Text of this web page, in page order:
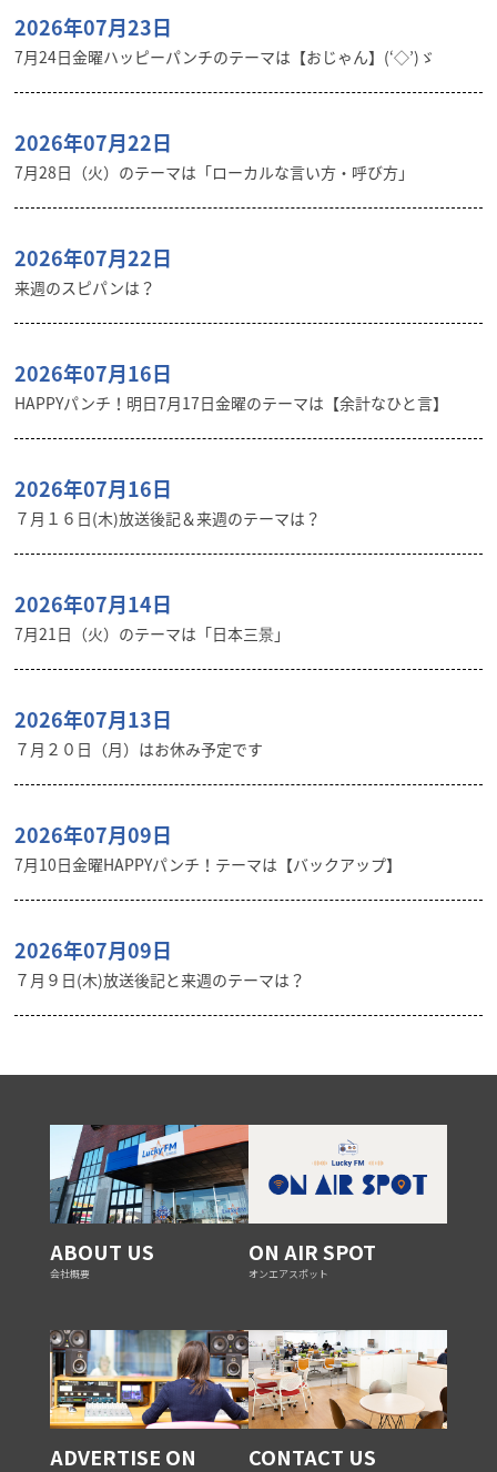
2026年07月23日
7月24日金曜ハッピーパンチのテーマは【おじゃん】(‘◇’)ゞ
2026年07月22日
7月28日（火）のテーマは「ローカルな言い方・呼び方」
2026年07月22日
来週のスピパンは？
2026年07月16日
HAPPYパンチ！明日7月17日金曜のテーマは【余計なひと言】
2026年07月16日
７月１６日(木)放送後記＆来週のテーマは？
2026年07月14日
7月21日（火）のテーマは「日本三景」
2026年07月13日
７月２０日（月）はお休み予定です
2026年07月09日
7月10日金曜HAPPYパンチ！テーマは【バックアップ】
2026年07月09日
７月９日(木)放送後記と来週のテーマは？
ABOUT US
会社概要
ON AIR SPOT
オンエアスポット
ADVERTISE ON CONTACT US